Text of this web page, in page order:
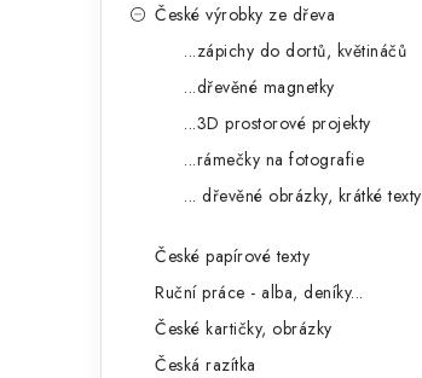
České výrobky ze dřeva
...zápichy do dortů, květináčů
...dřevěné magnetky
...3D prostorové projekty
...rámečky na fotografie
... dřevěné obrázky, krátké texty
České papírové texty
Ruční práce - alba, deníky...
České kartičky, obrázky
Česká razítka